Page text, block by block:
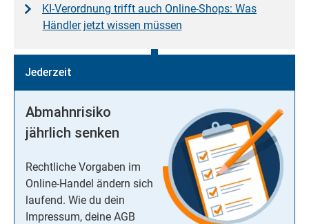
KI-Verordnung trifft auch Online-Shops: Was
Händler jetzt wissen müssen
Jederzeit
Abmahnrisiko
jährlich senken
Rechtliche Vorgaben im
Online-Handel ändern sich
laufend. Wie du dein
Impressum, deine AGB